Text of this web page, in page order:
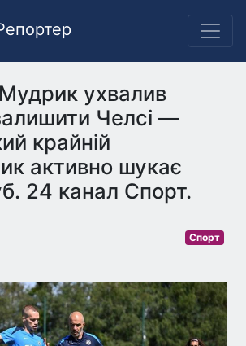
ухвалив
Челсі —
крайній
активно шукає
24 канал Спорт.
Спорт